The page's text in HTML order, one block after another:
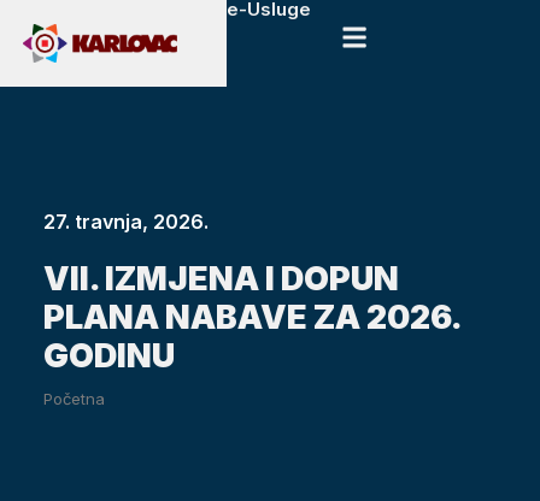
e-Usluge
27. travnja, 2026.
VII. IZMJENA I DOPUN
PLANA NABAVE ZA 2026.
GODINU
Početna